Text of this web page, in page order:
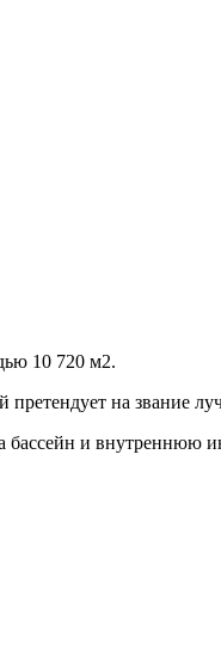
10 720 м2.
на звание
и внутреннюю